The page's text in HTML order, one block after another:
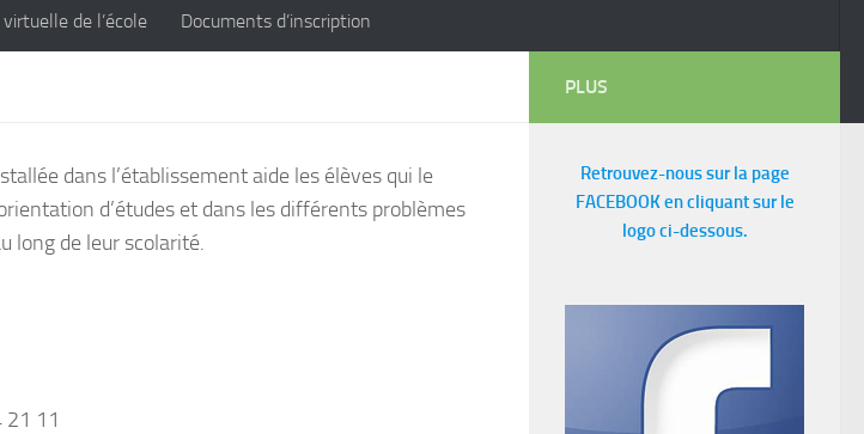
virtuelle de l’école Documents d’inscription
dans l’établissement aide les élèves qui le
d’études et dans les différents problèmes
long de leur scolarité.
11
PLUS
Retrouvez-nous sur la page
FACEBOOK en cliquant sur le
logo ci-dessous.